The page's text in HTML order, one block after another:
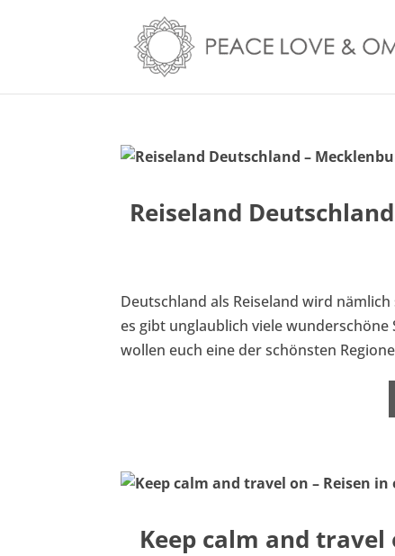
Reiseland
Deutschland als Reiseland wird
es gibt unglaublich viele
wollen euch eine der schönsten
Keep calm and travel